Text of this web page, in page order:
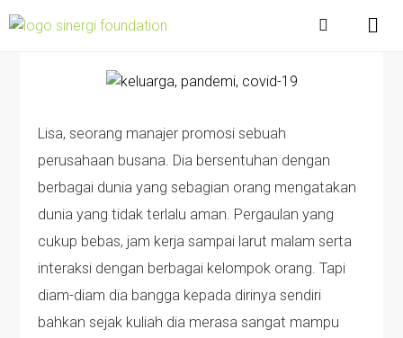
Lisa, seorang manajer promosi sebuah
perusahaan busana. Dia bersentuhan dengan
berbagai dunia yang sebagian orang mengatakan
dunia yang tidak terlalu aman. Pergaulan yang
cukup bebas, jam kerja sampai larut malam serta
interaksi dengan berbagai kelompok orang. Tapi
diam-diam dia bangga kepada dirinya sendiri
bahkan sejak kuliah dia merasa sangat mampu